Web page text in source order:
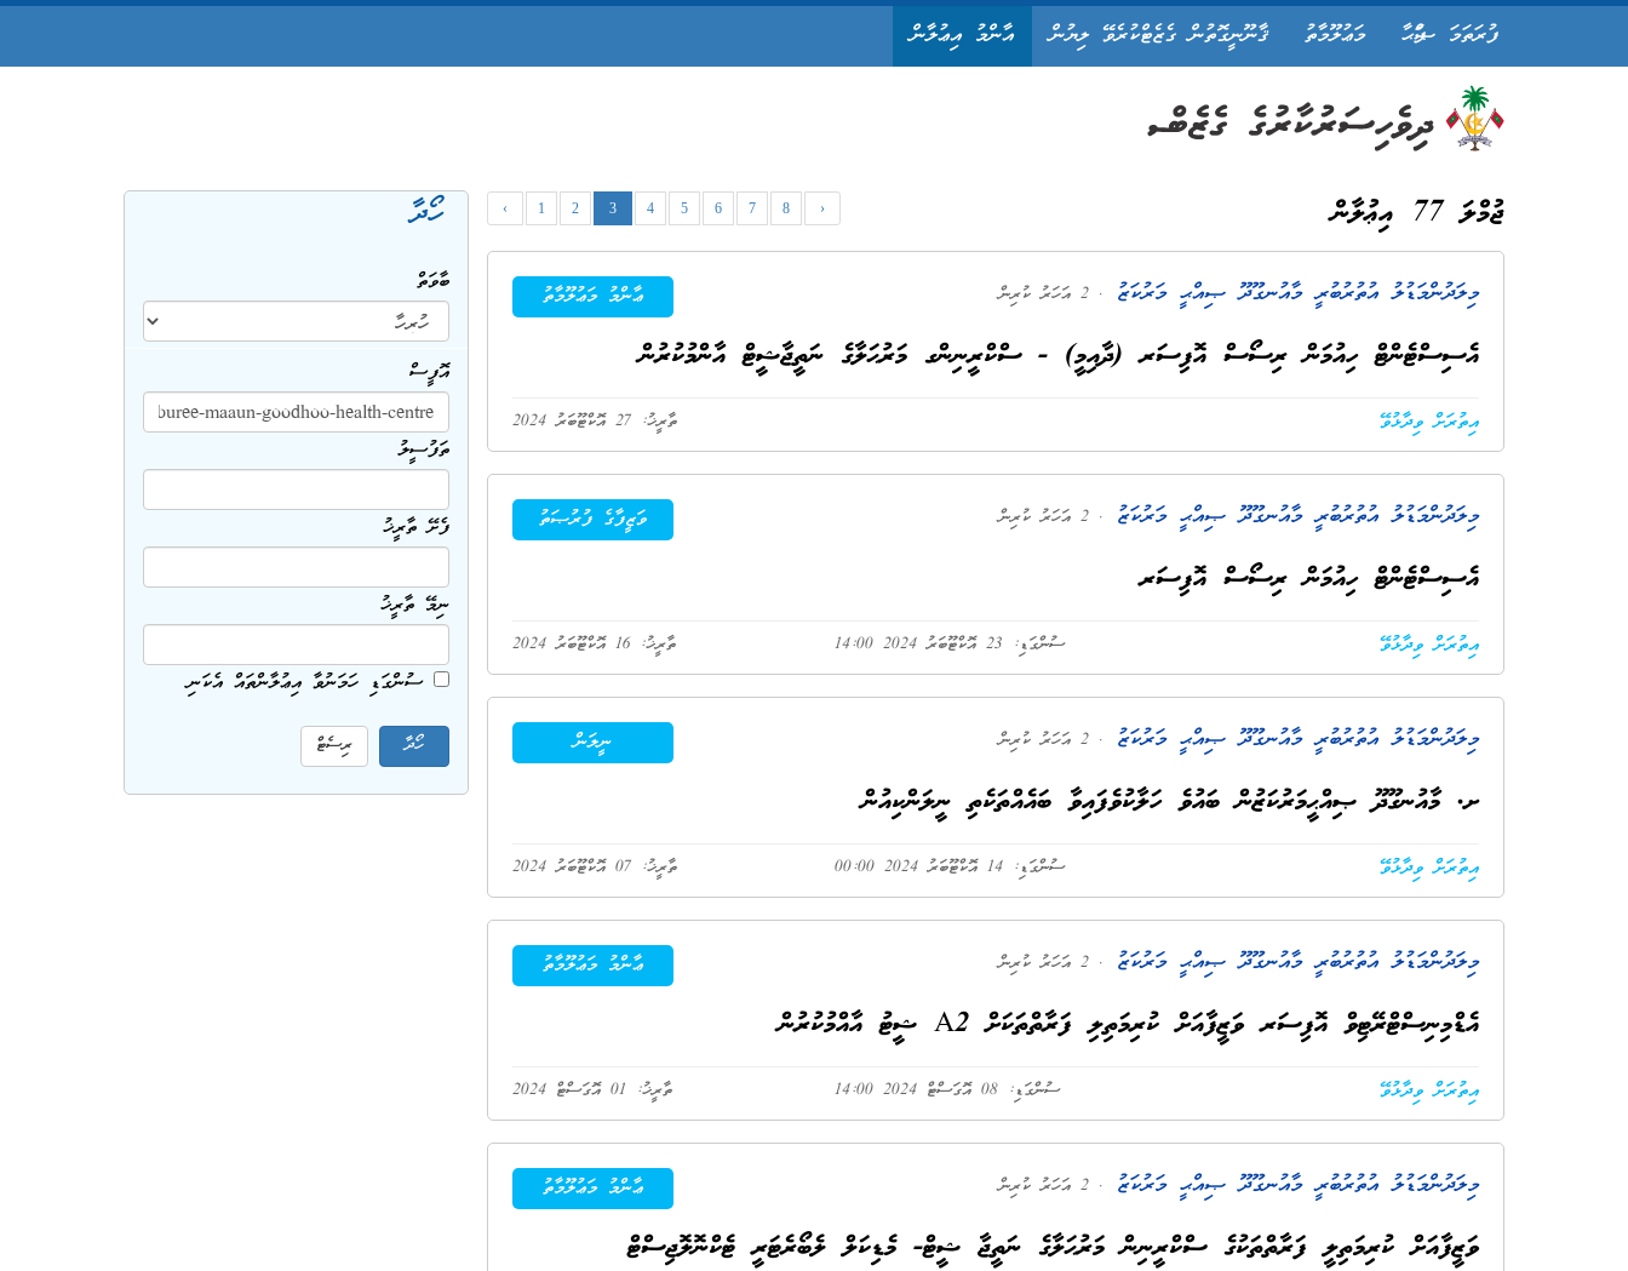
ފުރަތަމަ ޞަފްޙާ މަޢުލޫމާތު ޤާނޫނީގޮތުން ގެޒެޓްކުރެވޭ ލިޔުން އާންމު އިޢުލާން
ހޯދާ
ބާވަތް
އޮފީސް
ތަފުސީލު
ފެށޭ ތާރީޚު
ނިމޭ ތާރީޚު
ސުންގަޑި ހަމަނުވާ އިޢުލާންތައް އެކަނި
ޖުމްލަ 77 އިޢުލާން ‹ 1 2 3 4 5 6 7 8 ›
ޢާންމު މަޢުލޫމާތު މިލަދުންމަޑުލު އުތުރުބުރީ މާއުނގޫދޫ ޞިއްޙީ މަރުކަޒު . 2 އަހަރު ކުރިން
އެސިސްޓެންޓް ހިއުމަން ރިސޯސް އޮފިސަރ (ދާއިމީ) - ސްކްރީނިންގ މަރުޙަލާގެ ނަތީޖާޝީޓް އާންމުކުރުން
ތާރީޚު: 27 އޮކްޓޫބަރު 2024 އިތުރަށް ވިދާޅުވޭ
ވަޒީފާގެ ފުރުޞަތު މިލަދުންމަޑުލު އުތުރުބުރީ މާއުނގޫދޫ ޞިއްޙީ މަރުކަޒު . 2 އަހަރު ކުރިން
އެސިސްޓެންޓް ހިއުމަން ރިސޯސް އޮފިސަރ
ތާރީޚު: 16 އޮކްޓޫބަރު 2024 ސުންގަޑި: 23 އޮކްޓޫބަރު 2024 14:00 އިތުރަށް ވިދާޅުވޭ
ނީލަން މިލަދުންމަޑުލު އުތުރުބުރީ މާއުނގޫދޫ ޞިއްޙީ މަރުކަޒު . 2 އަހަރު ކުރިން
ށ. މާއުނގޫދޫ ޞިއްޙީމަރުކަޒުން ބައުވެ ހަލާކުވެފައިވާ ބައެއްތަކެތި ނީލަންކިއުން
ތާރީޚު: 07 އޮކްޓޫބަރު 2024 ސުންގަޑި: 14 އޮކްޓޫބަރު 2024 00:00 އިތުރަށް ވިދާޅުވޭ
ޢާންމު މަޢުލޫމާތު މިލަދުންމަޑުލު އުތުރުބުރީ މާއުނގޫދޫ ޞިއްޙީ މަރުކަޒު . 2 އަހަރު ކުރިން
އެޑްމިނިސްޓްރޭޓިވް އޮފިސަރ ވަޒީފާއަށް ކުރިމަތިލި ފަރާތްތަކަށް A2 ޝީޓު އާއްމުކުރުން
ތާރީޚު: 01 އޮގަސްޓް 2024 ސުންގަޑި: 08 އޮގަސްޓް 2024 14:00 އިތުރަށް ވިދާޅުވޭ
ޢާންމު މަޢުލޫމާތު މިލަދުންމަޑުލު އުތުރުބުރީ މާއުނގޫދޫ ޞިއްޙީ މަރުކަޒު . 2 އަހަރު ކުރިން
ވަޒީފާއަށް ކުރިމަތިލީ ފަރާތްތަކުގެ ސްކްރީނިން މަރުޙަލާގެ ނަތީޖާ ޝީޓް- މެޑިކަލް ލެބޯރެޓަރީ ޓެކްނޮލޮޖިސްޓް